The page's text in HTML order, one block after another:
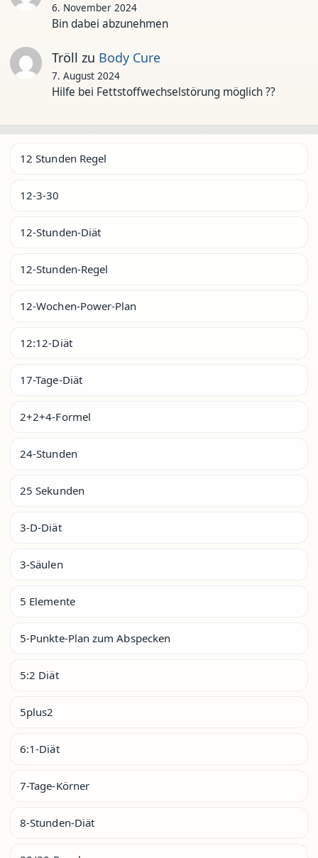
6. November 2024
Bin dabei abzunehmen
Tröll zu Body Cure
7. August 2024
Hilfe bei Fettstoffwechselstörung möglich ??
12 Stunden Regel
12-3-30
12-Stunden-Diät
12-Stunden-Regel
12-Wochen-Power-Plan
12:12-Diät
17-Tage-Diät
2+2+4-Formel
24-Stunden
25 Sekunden
3-D-Diät
3-Säulen
5 Elemente
5-Punkte-Plan zum Abspecken
5:2 Diät
5plus2
6:1-Diät
7-Tage-Körner
8-Stunden-Diät